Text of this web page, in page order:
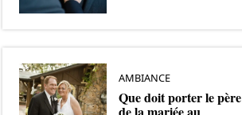
AMBIANCE
Que doit porter le père
de la mariée au